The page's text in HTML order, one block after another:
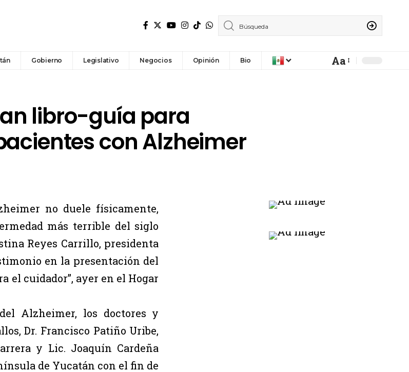
Gobierno Legislativo Negocios Opinión Bio Aa
libro-guía para
con Alzheimer
no duele físicamente,
más terrible del siglo
Reyes Carrillo, presidenta
en la presentación del
el cuidador”, ayer en el Hogar
Alzheimer, los doctores y
Dr. Francisco Patiño Uribe,
y Lic. Joaquín Cardeña
de Yucatán con el fin de